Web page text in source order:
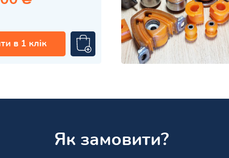
в 1 клік
Як замовити?